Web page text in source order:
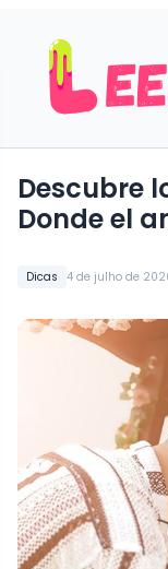
Dicas 4 de julho de
Descubre
Donde el